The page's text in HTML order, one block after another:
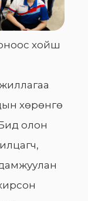
хойш
хөрөнгө
олон